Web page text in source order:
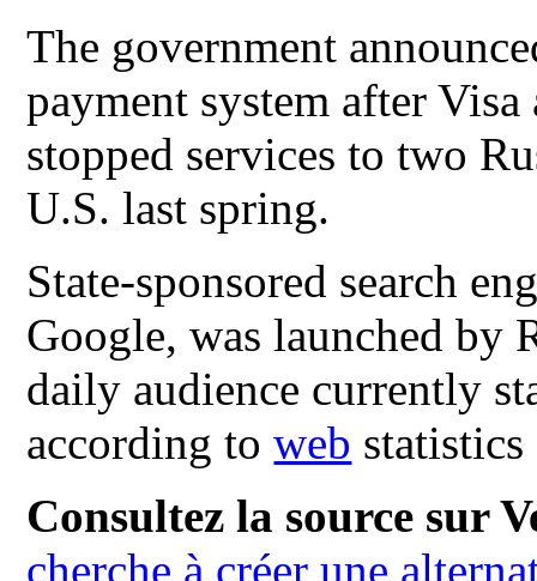
The government
payment system after
stopped services to two
U.S. last spring.
State-sponsored search
Google, was launched by
daily audience currently
according toweb
Consultez la source sur
cherche à créer une